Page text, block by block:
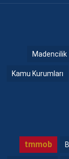
Madencilik
Kamu Kurumları
tmmob